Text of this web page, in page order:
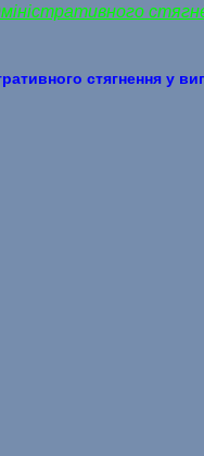
стягнення у